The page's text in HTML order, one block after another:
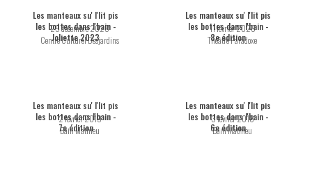
Les manteaux su' l'lit pis
les bottes dans l'bain -
Joliette 2023
29 décembre 2023
Centre Culturel Desjardins
Les manteaux su' l'lit pis
les bottes dans l'bain -
8e édition
11 février 2023
Théâtre Paradoxe
Les manteaux su' l'lit pis
les bottes dans l'bain -
7e édition
2 février 2019
Bain Mathieu
Les manteaux su' l'lit pis
les bottes dans l'bain -
6e édition
3 février 2018
Bain Mathieu